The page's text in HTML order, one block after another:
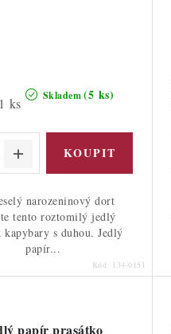
Skladem (5 ks)
ks
narozeninový dort
tento roztomilý jedlý
kapybary s duhou. Jedlý
papír...
Kód: 134-0151
papír prasátko